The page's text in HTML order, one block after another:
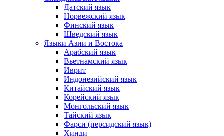
Датский язык
Норвежский язык
Финский язык
Шведский язык
Языки Азии и Востока
Арабский язык
Вьетнамский язык
Иврит
Индонезийский язык
Китайский язык
Корейский язык
Монгольский язык
Тайский язык
Фарси (персидский язык)
Хинди